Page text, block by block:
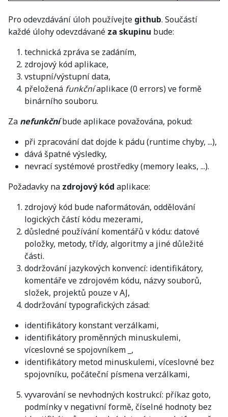
Pro odevzdávání úloh používejte github. Součástí
každé úlohy odevzdávané za skupinu bude:
technická zpráva se zadáním,
zdrojový kód aplikace,
vstupní/výstupní data,
přeložená funkčníaplikace (0 errors) ve formě
binárního souboru.
Za nefunkčníbude aplikace považována, pokud:
při zpracování dat dojde k pádu (runtime chyby, ...),
dává špatné výsledky,
nevrací systémové prostředky (memory leaks, ...).
Požadavky na zdrojový kód aplikace:
zdrojový kód bude naformátován, oddělování
logických částí kódu mezerami,
důsledné používání komentářů v kódu: datové
položky, metody, třídy, algoritmy a jiné důležité
části.
dodržování jazykových konvencí: identifikátory,
komentáře ve zdrojovém kódu, názvy souborů,
složek, projektů pouze v AJ,
dodržování typografických zásad:
identifikátory konstant verzálkami,
identifikátory proměnných minuskulemi,
víceslovné se spojovníkem _,
identifikátory metod minuskulemi, víceslovné bez
spojovníku, počáteční písmena verzálkami,
vyvarování se nevhodných kostrukcí: příkaz goto,
podmínky v negativní formě, číselné hodnoty bez